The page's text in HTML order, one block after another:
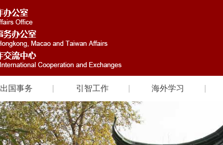
出国事务 引智工作 海外学习